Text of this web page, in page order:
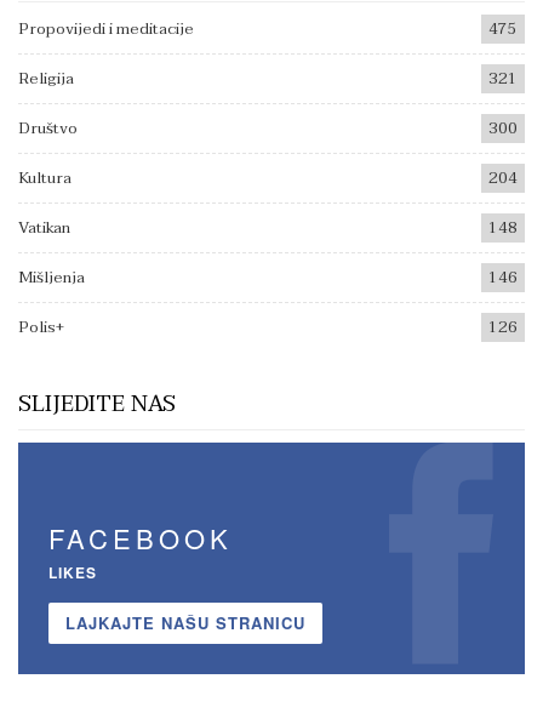
Propovijedi i meditacije
475
Religija
321
Društvo
300
Kultura
204
Vatikan
148
Mišljenja
146
Polis+
126
SLIJEDITE NAS
FACEBOOK
LIKES
LAJKAJTE NAŠU STRANICU